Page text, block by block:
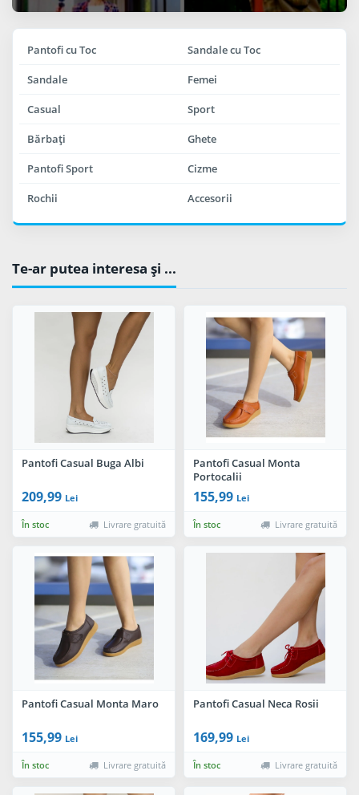
Pantofi cu Toc Sandale cu Toc
Sandale Femei
Casual Sport
Bărbaţi Ghete
Pantofi Sport Cizme
Rochii Accesorii
Te-ar putea interesa şi ...
Pantofi Casual Buga Albi
209,99 Lei
În stoc Livrare gratuită
Pantofi Casual Monta
Portocalii
155,99 Lei
În stoc Livrare gratuită
Pantofi Casual Monta Maro
155,99 Lei
În stoc Livrare gratuită
Pantofi Casual Neca Rosii
169,99 Lei
În stoc Livrare gratuită